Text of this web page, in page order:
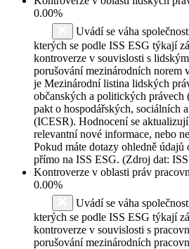
0.00%
Uvádí se váha
kterých se podle ISS ESG týkají
kontroverze v souvislosti s
porušování mezinárodních norem
je Mezinárodní listina lidských
občanských a politických
pakt o hospodářských, sociálních
(ICESR). Hodnocení se
relevantní nové informace, nebo
Pokud máte dotazy ohledně údajů
přímo na ISS ESG. (Zdroj dat:
Kontroverze v oblasti práv
0.00%
Uvádí se váha
kterých se podle ISS ESG týkají
kontroverze v souvislosti s
porušování mezinárodních